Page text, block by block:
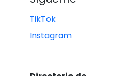
TikTok
Instagram